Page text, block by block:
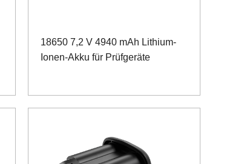
18650 7,2 V 4940 mAh Lithium-
Ionen-Akku für Prüfgeräte